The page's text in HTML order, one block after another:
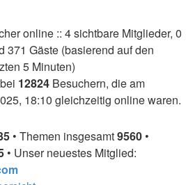
online :: 4 sichtbare Mitglieder, 0
371 Gäste (basierend auf den
5 Minuten)
12824 Besuchern, die am
18:10 gleichzeitig online waren.
• Themen insgesamt9560 •
• Unser neuestes Mitglied: